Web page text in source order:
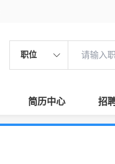
职位
简历中心 招